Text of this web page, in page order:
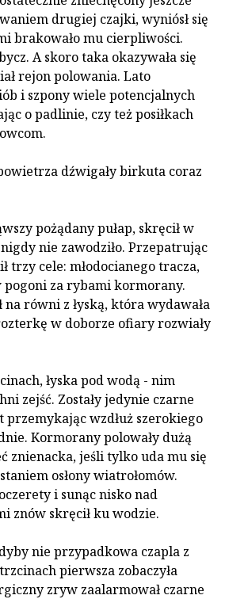
drugiej czajki, wyniósł się
brakowało mu cierpliwości.
A skoro taka okazywała się
rejon polowania. Lato
i szpony wiele potencjalnych
o padlinie, czy też posiłkach
dźwigały birkuta coraz
pożądany pułap, skręcił w
nie zawodziło. Przepatrując
trzy cele: młodocianego tracza,
pogoni za rybami kormorany.
na równi z łyską, która wydawała
w doborze ofiary rozwiały
łyska pod wodą - nim
zejść. Zostały jedynie czarne
przemykając wzdłuż szerokiego
Kormorany polowały dużą
znienacka, jeśli tylko uda mu się
osłony wiatrołomów.
i sunąc nisko nad
znów skręcił ku wodzie.
nie przypadkowa czapla z
pierwsza zobaczyła
zryw zaalarmował czarne